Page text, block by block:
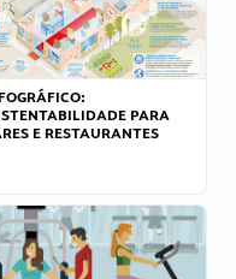
PARA
E RESTAURANTES